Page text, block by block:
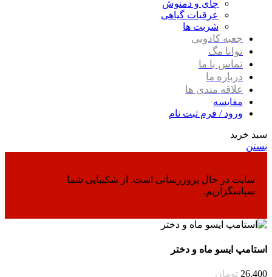
چای و دمنوش
عرقیات گیاهی
شربت ها
جعبه کادویی
توانا مگ
تماس با ما
درباره ما
علاقه مندی ها
مقایسه
ورود / فرم ثبت نام
سبد خرید
بستن
سایت در حال بروزرسانی است. از شکیبایی شما
سپاسگزاریم.
استامپ ایسو ماه و دختر
26,400 تومان